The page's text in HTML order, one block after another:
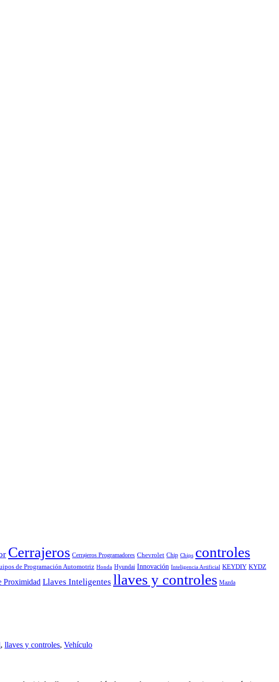
Cerrajeros Cerrajeros Programadores Chevrolet Chip Chips controles
de Programación Automotriz Honda Hyundai Innovación Inteligencia Artificial KEYDIY KYDZ
Proximidad Llaves Inteligentes llaves y controles Mazda
, llaves y controles, Vehículo